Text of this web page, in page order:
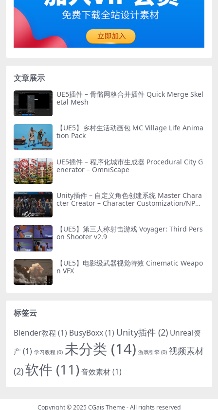
文章展示
UE5插件 – 骨骼网格合并插件 Quick Merge Skel
etal Mesh
【UE5】乡村生活动画包 MC Village Life Anima
tion Pack
UE5插件 – 程序化城市生成器 Procedural City G
enerator – OmniScape
Unity插件 – 自定义角色创建系统 Master Chara
cter Creator – Character Customization/NPC
【UE5】第三人称射击游戏 Voyager: Third Pers
on Shooter v2.9
【UE5】电影级武器视觉特效 Cinematic Weapo
n VFX
标签云
Blender教程 (1) BusyBoxx(1) Unity插件 (2) Unreal资
产(1) 学习教程 (0) 未分类 (14) 游戏引擎 (0) 视频素材
(2)软件 (11)音效素材(1)
Copyright © 2025CGais Theme- All rights reserved